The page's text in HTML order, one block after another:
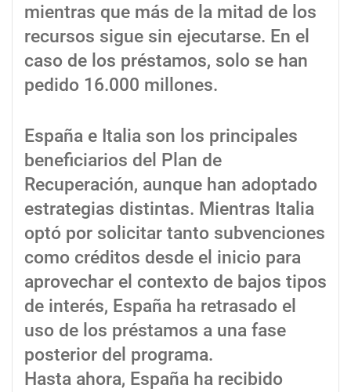
mientras que más de la mitad de los
recursos sigue sin ejecutarse. En el
caso de los préstamos, solo se han
pedido 16.000 millones.
España e Italia son los principales
beneficiarios del Plan de
Recuperación, aunque han adoptado
estrategias distintas. Mientras Italia
optó por solicitar tanto subvenciones
como créditos desde el inicio para
aprovechar el contexto de bajos tipos
de interés, España ha retrasado el
uso de los préstamos a una fase
posterior del programa.
Hasta ahora, España ha recibido